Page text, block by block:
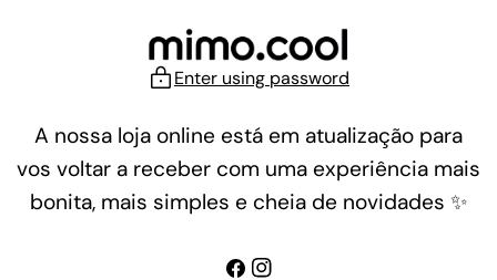
Enter using password
A nossa loja online está em atualização para
vos voltar a receber com uma experiência mais
bonita, mais simples e cheia de novidades ✨
Facebook
Instagram